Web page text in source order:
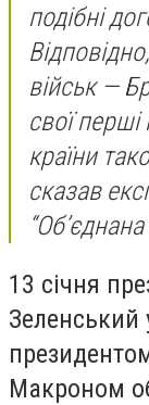
подібні
військ —
свої перші
країни
сказав
13 січня
Зеленський
Макроном